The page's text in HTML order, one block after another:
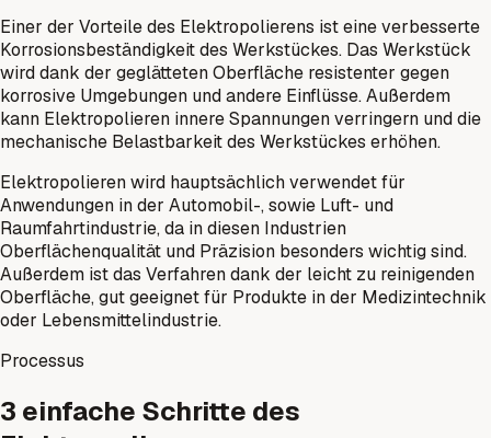
Einer der Vorteile des Elektropolierens ist eine verbesserte
Korrosionsbeständigkeit des Werkstückes. Das Werkstück
wird dank der geglätteten Oberfläche resistenter gegen
korrosive Umgebungen und andere Einflüsse. Außerdem
kann Elektropolieren innere Spannungen verringern und die
mechanische Belastbarkeit des Werkstückes erhöhen.
Elektropolieren wird hauptsächlich verwendet für
Anwendungen in der Automobil-, sowie Luft- und
Raumfahrtindustrie, da in diesen Industrien
Oberflächenqualität und Präzision besonders wichtig sind.
Außerdem ist das Verfahren dank der leicht zu reinigenden
Oberfläche, gut geeignet für Produkte in der Medizintechnik
oder Lebensmittelindustrie.
Processus
3 einfache Schritte des